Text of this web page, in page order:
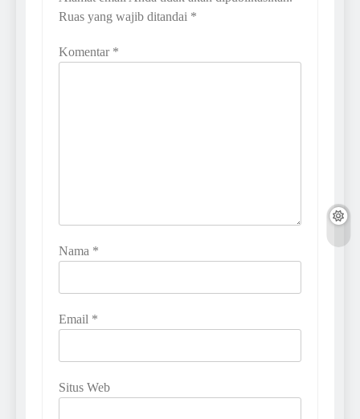
Ruas yang wajib ditandai *
Komentar *
Nama *
Email *
Situs Web